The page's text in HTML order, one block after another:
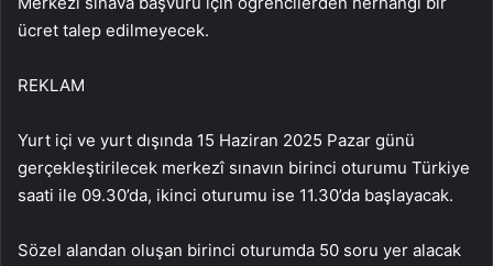
ücret talep edilmeyecek.
REKLAM
Yurt içi ve yurt dışında 15 Haziran 2025 Pazar günü
gerçekleştirilecek merkezî sınavın birinci oturumu Türkiye
saati ile 09.30’da, ikinci oturumu ise 11.30’da başlayacak.
Sözel alandan oluşan birinci oturumda 50 soru yer alacak